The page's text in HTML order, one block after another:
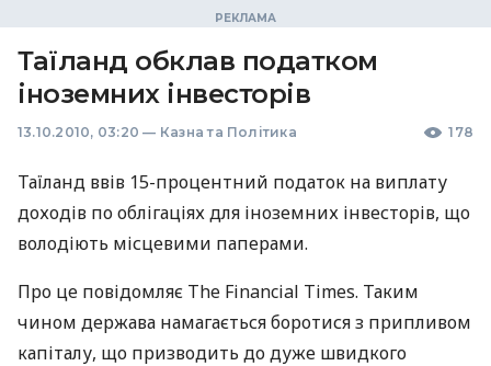
Таїланд обклав податком
іноземних інвесторів
13.10.2010, 03:20 — Казна та Політика 178
Таїланд ввів 15-процентний податок на виплату
доходів по облігаціях для іноземних інвесторів, що
володіють місцевими паперами.
Про це повідомляє The Financial Times. Таким
чином держава намагається боротися з припливом
капіталу, що призводить до дуже швидкого